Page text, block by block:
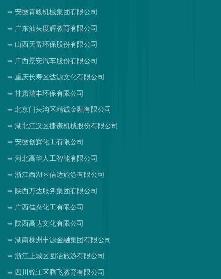
安徽青毅机械集团有限公司
广东汕头度辉教育有限公司
山西天富环保股份有限公司
广西景安汽车股份有限公司
重庆长寿区达源文化有限公司
甘肃瑞丰环保有限公司
北京门头沟区精诚金融有限公司
湖北江汉区捷谦机械股份有限公司
安徽创辉化工有限公司
河北高华人工智能有限公司
浙江西湖区信达旅游有限公司
陕西万达服务集团有限公司
广西佳兴化工有限公司
陕西高达文化有限公司
湖南株洲丰源金融集团有限公司
浙江上城区圆洁旅游有限公司
四川锦江区腾飞教育有限公司